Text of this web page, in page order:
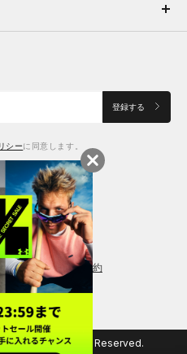
登録する
シーに同意します。
販の表記 会員規約
All Rights Reserved.